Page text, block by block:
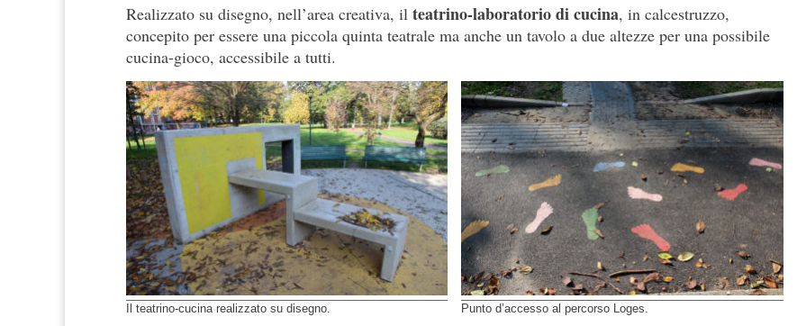
Realizzato su disegno, nell’area creativa, il teatrino-laboratorio di cucina, in calcestruzzo,
concepito per essere una piccola quinta teatrale ma anche un tavolo a due altezze per una possibile
cucina-gioco, accessibile a tutti.
Il teatrino-cucina realizzato su disegno. Punto d’accesso al percorso Loges.